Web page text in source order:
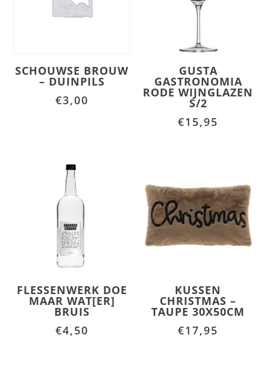
SCHOUWSE BROUW
– DUINPILS
€3,00
GUSTA
GASTRONOMIA
RODE WIJNGLAZEN
S/2
€15,95
FLESSENWERK DOE
MAAR WAT[ER]
BRUIS
€4,50
KUSSEN
CHRISTMAS –
TAUPE 30X50CM
€17,95